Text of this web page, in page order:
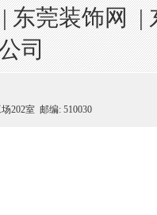
东莞装饰网|
司
202室 邮编: 510030